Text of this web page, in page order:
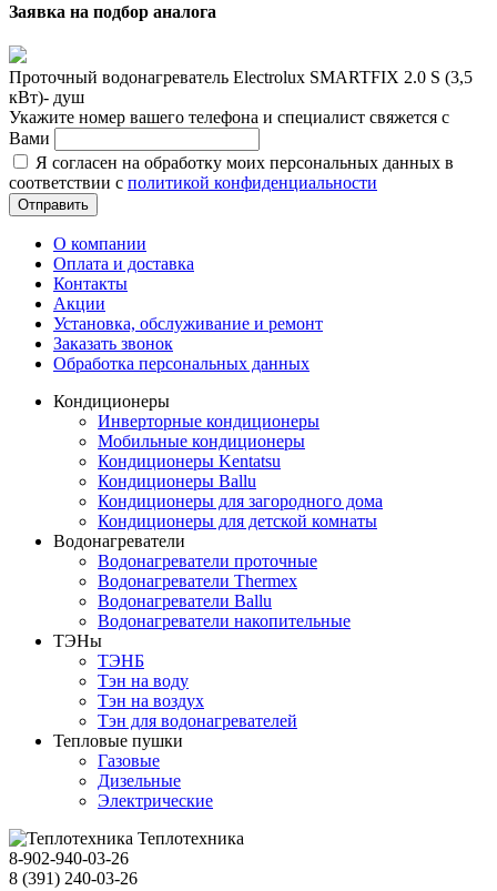
Заявка на подбор аналога
Проточный водонагреватель Electrolux SMARTFIX 2.0 S (3,5
кВт)- душ
Укажите номер вашего телефона и специалист свяжется с
Вами
Я согласен на обработку моих персональных данных в
соответствии с политикой конфиденциальности
Отправить
О компании
Оплата и доставка
Контакты
Акции
Установка, обслуживание и ремонт
Заказать звонок
Обработка персональных данных
Кондиционеры
Инверторные кондиционеры
Мобильные кондиционеры
Кондиционеры Kentatsu
Кондиционеры Ballu
Кондиционеры для загородного дома
Кондиционеры для детской комнаты
Водонагреватели
Водонагреватели проточные
Водонагреватели Thermex
Водонагреватели Ballu
Водонагреватели накопительные
ТЭНы
ТЭНБ
Тэн на воду
Тэн на воздух
Тэн для водонагревателей
Тепловые пушки
Газовые
Дизельные
Электрические
Теплотехника
8-902-940-03-26
8 (391) 240-03-26